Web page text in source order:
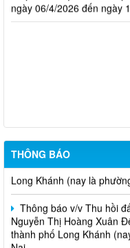
ngày 06/4/2026 đến ngày
THÔNG BÁO
Thông báo v/v Thu hồi
bà Lưu Thị Trí Để thực
Long Khánh (nay là
Thông báo v/v Thu hồi
Nguyễn Thị Hoàng Xuân
thành phố Long Khánh
Nai